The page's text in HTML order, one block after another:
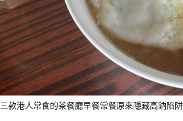
三款港人常食的茶餐廳早餐常餐原來隱藏高鈉陷阱